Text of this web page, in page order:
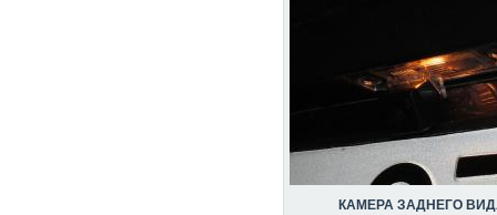
КАМЕРА ЗАДНЕГО